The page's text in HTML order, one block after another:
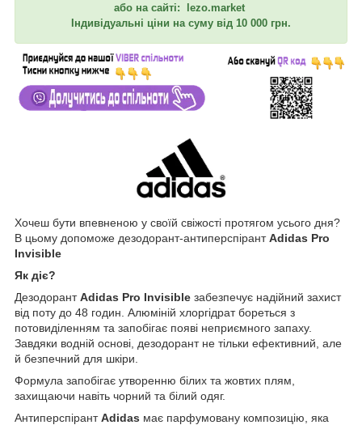
або на сайті: lezo.market
Індивідуальні ціни на суму від 10 000 грн.
Хочеш бути впевненою у своїй свіжості протягом усього дня?
В цьому допоможе дезодорант-антиперспірантAdidas Pro
Invisible
Як діє?
ДезодорантAdidas Pro Invisible забезпечує надійний захист
від поту до 48 годин. Алюміній хлоргідрат бореться з
потовиділенням та запобігає появі неприємного запаху.
Завдяки водній основі, дезодорант не тільки ефективний, але
й безпечний для шкіри.
Формула запобігає утворенню білих та жовтих плям,
захищаючи навіть чорний та білий одяг.
АнтиперспірантAdidas має парфумовану композицію, яка